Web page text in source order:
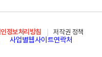
정보처리방침
저작권 정책
사업별웹사이트연락처